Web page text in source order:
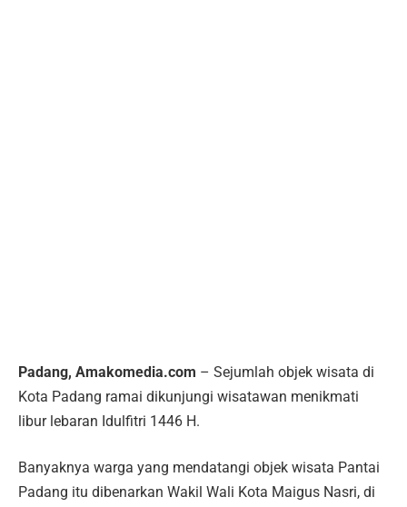
Padang, Amakomedia.com – Sejumlah objek wisata di
Kota Padang ramai dikunjungi wisatawan menikmati
libur lebaran Idulfitri 1446 H.
Banyaknya warga yang mendatangi objek wisata Pantai
Padang itu dibenarkan Wakil Wali Kota Maigus Nasri, di